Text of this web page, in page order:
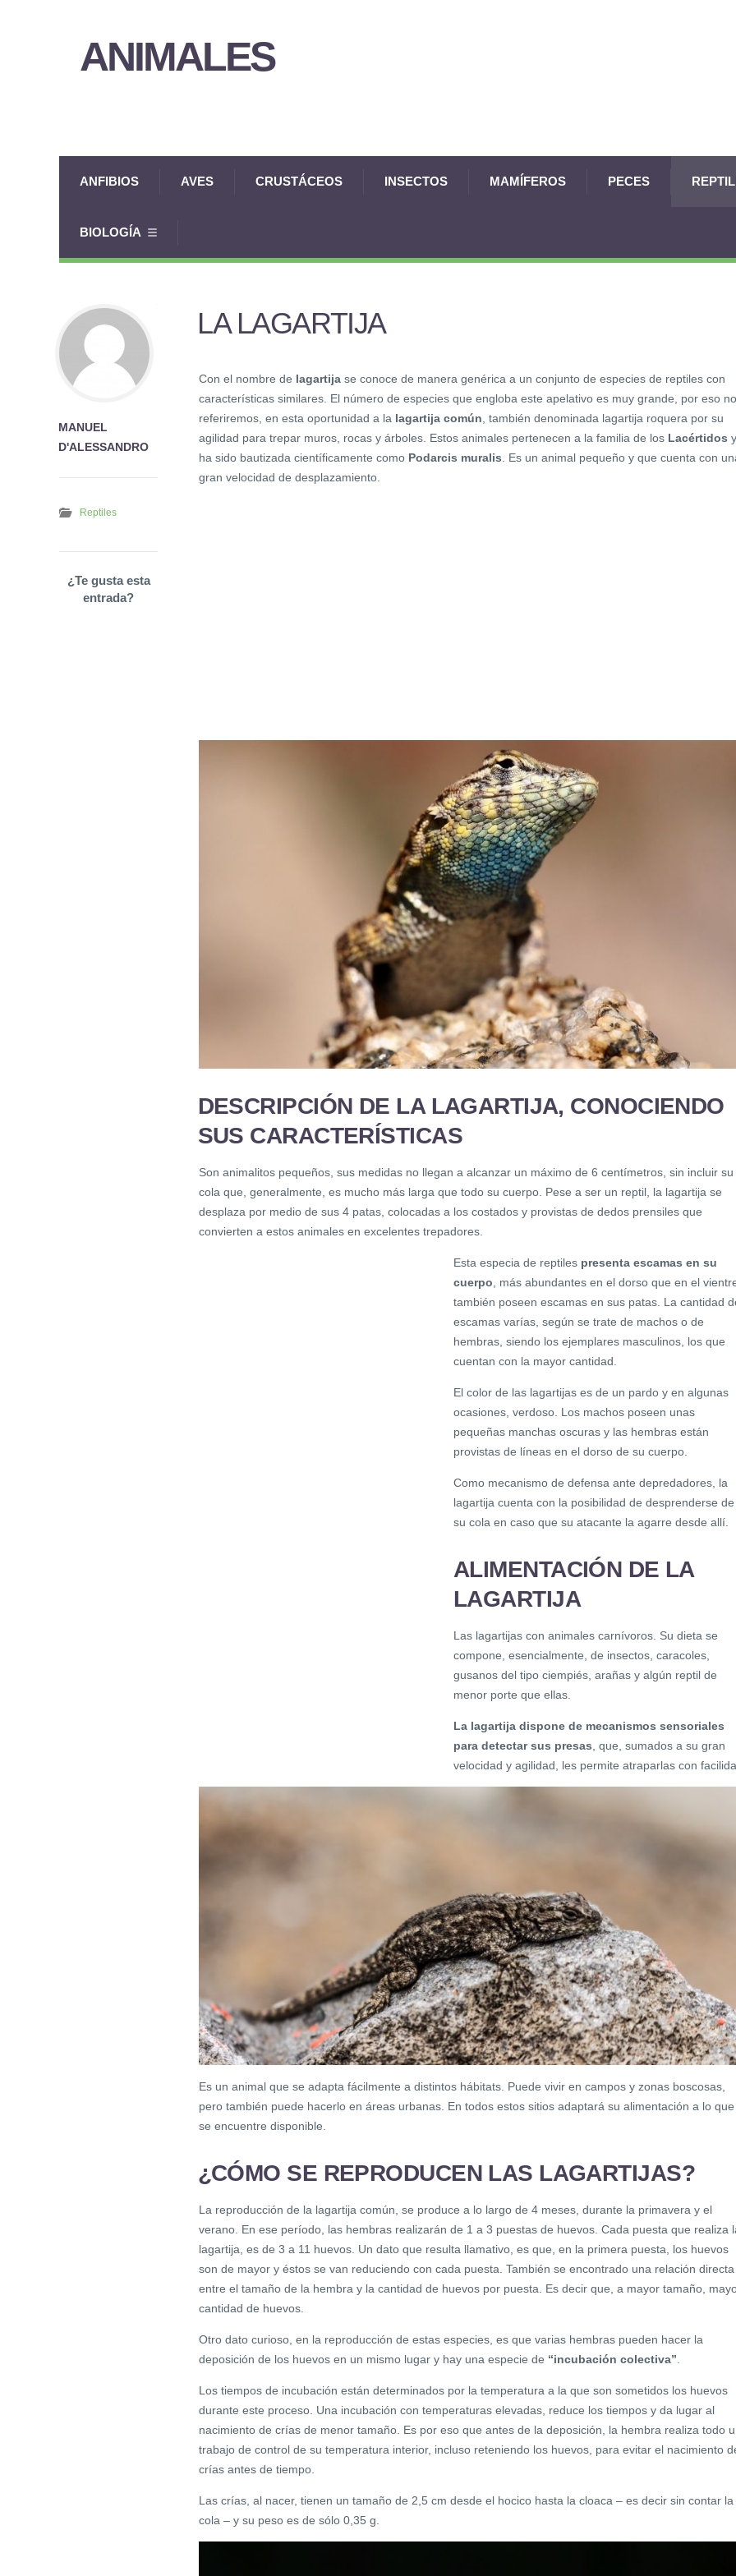
ANIMALES
ANFIBIOS AVES CRUSTÁCEOS INSECTOS MAMÍFEROS PECES
BIOLOGÍA
LA LAGARTIJA
Con el nombre de lagartija se conoce de manera genérica a un conjunto de especies de reptiles con
características similares. El número de especies que engloba este apelativo es muy grande, por eso
referiremos, en esta oportunidad a la lagartija común , también denominada lagartija roquera por su
agilidad para trepar muros, rocas y árboles. Estos animales pertenecen a la familia de los Lacértidos y
ha sido bautizada científicamente como Podarcis muralis . Es un animal pequeño y que cuenta con
gran velocidad de desplazamiento.
DESCRIPCIÓN DE LA LAGARTIJA, CONOCIENDO
SUS CARACTERÍSTICAS
Son animalitos pequeños, sus medidas no llegan a alcanzar un máximo de 6 centímetros, sin incluir su
cola que, generalmente, es mucho más larga que todo su cuerpo. Pese a ser un reptil, la lagartija se
desplaza por medio de sus 4 patas, colocadas a los costados y provistas de dedos prensiles que
convierten a estos animales en excelentes trepadores.
Esta especia de reptiles presenta escamas en su
cuerpo , más abundantes en el dorso que en el
también poseen escamas en sus patas. La cantidad
escamas varías, según se trate de machos o de
hembras, siendo los ejemplares masculinos, los que
cuentan con la mayor cantidad.
El color de las lagartijas es de un pardo y en algunas
ocasiones, verdoso. Los machos poseen unas
pequeñas manchas oscuras y las hembras están
provistas de líneas en el dorso de su cuerpo.
Como mecanismo de defensa ante depredadores, la
lagartija cuenta con la posibilidad de desprenderse de
su cola en caso que su atacante la agarre desde allí.
ALIMENTACIÓN DE LA
LAGARTIJA
Las lagartijas con animales carnívoros. Su dieta se
compone, esencialmente, de insectos, caracoles,
gusanos del tipo ciempiés, arañas y algún reptil de
menor porte que ellas.
La lagartija dispone de mecanismos sensoriales
para detectar sus presas , que, sumados a su gran
velocidad y agilidad, les permite atraparlas con
Es un animal que se adapta fácilmente a distintos hábitats. Puede vivir en campos y zonas boscosas,
pero también puede hacerlo en áreas urbanas. En todos estos sitios adaptará su alimentación a lo que
se encuentre disponible.
¿CÓMO SE REPRODUCEN LAS LAGARTIJAS?
La reproducción de la lagartija común, se produce a lo largo de 4 meses, durante la primavera y el
verano. En ese período, las hembras realizarán de 1 a 3 puestas de huevos. Cada puesta que realiza
lagartija, es de 3 a 11 huevos. Un dato que resulta llamativo, es que, en la primera puesta, los huevos
son de mayor y éstos se van reduciendo con cada puesta. También se encontrado una relación directa
entre el tamaño de la hembra y la cantidad de huevos por puesta. Es decir que, a mayor tamaño,
cantidad de huevos.
Otro dato curioso, en la reproducción de estas especies, es que varias hembras pueden hacer la
deposición de los huevos en un mismo lugar y hay una especie de “incubación colectiva”
Los tiempos de incubación están determinados por la temperatura a la que son sometidos los huevos
durante este proceso. Una incubación con temperaturas elevadas, reduce los tiempos y da lugar al
nacimiento de crías de menor tamaño. Es por eso que antes de la deposición, la hembra realiza todo
trabajo de control de su temperatura interior, incluso reteniendo los huevos, para evitar el nacimiento
crías antes de tiempo.
Las crías, al nacer, tienen un tamaño de 2,5 cm desde el hocico hasta la cloaca – es decir sin contar la
cola – y su peso es de sólo 0,35 g.
MANUEL
D'ALESSANDRO
Reptiles
¿Te gusta esta
entrada?